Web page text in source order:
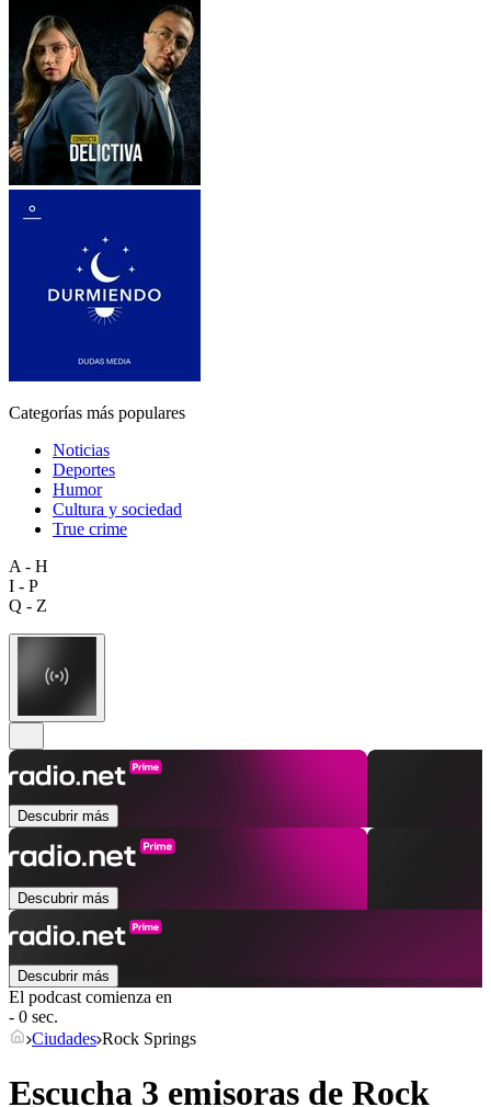
Categorías más populares
Noticias
Deportes
Humor
Cultura y sociedad
True crime
A - H
I - P
Q - Z
Descubrir más
Descubrir más
Descubrir más
El podcast comienza en
- 0 sec.
Ciudades Rock Springs
Escucha 3 emisoras de Rock